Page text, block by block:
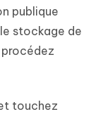
publique
stockage de
procédez
touchez